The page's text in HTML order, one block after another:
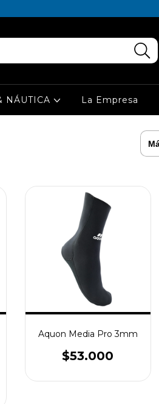
NÁUTICA La Empresa
Aquon Media Pro 3mm
$53.000